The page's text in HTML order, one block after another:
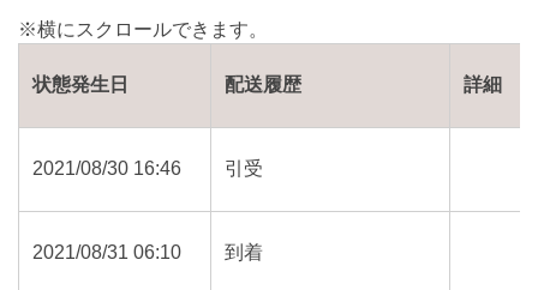
状態発生日 配送履歴 詳細
2021/08/30 16:46 引受
2021/08/31 06:10 到着